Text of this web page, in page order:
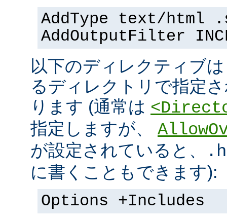
AddType text/html
AddOutputFilter
以下のディレクティブ
るディレクトリで指定
ります (通常は
指定しますが、
が設定されていると、
に書くこともできます):
Options +Includes